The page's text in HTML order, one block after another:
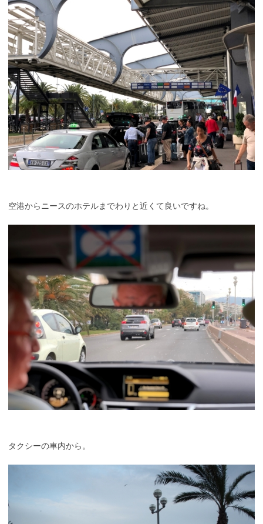
空港からニースのホテルまでわりと近くて良いですね。
タクシーの車内から。